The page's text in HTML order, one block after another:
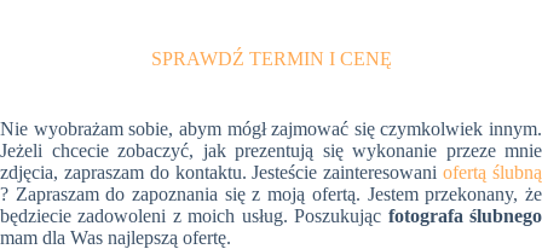
SPRAWDŹ TERMIN I CENĘ
Nie wyobrażam sobie, abym mógł zajmować się czymkolwiek innym.
Jeżeli chcecie zobaczyć, jak prezentują się wykonanie przeze mnie
zdjęcia, zapraszam do kontaktu. Jesteście zainteresowaniofertą ślubną
? Zapraszam do zapoznania się z moją ofertą. Jestem przekonany, że
będziecie zadowoleni z moich usług. Poszukując fotografa ślubnego
mam dla Was najlepszą ofertę.